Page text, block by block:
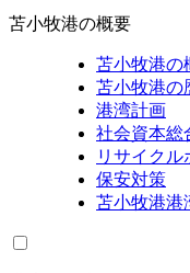
苫小牧港の概要
苫小牧港の
苫小牧港の
港湾計画
社会資本総
リサイクル
保安対策
苫小牧港港